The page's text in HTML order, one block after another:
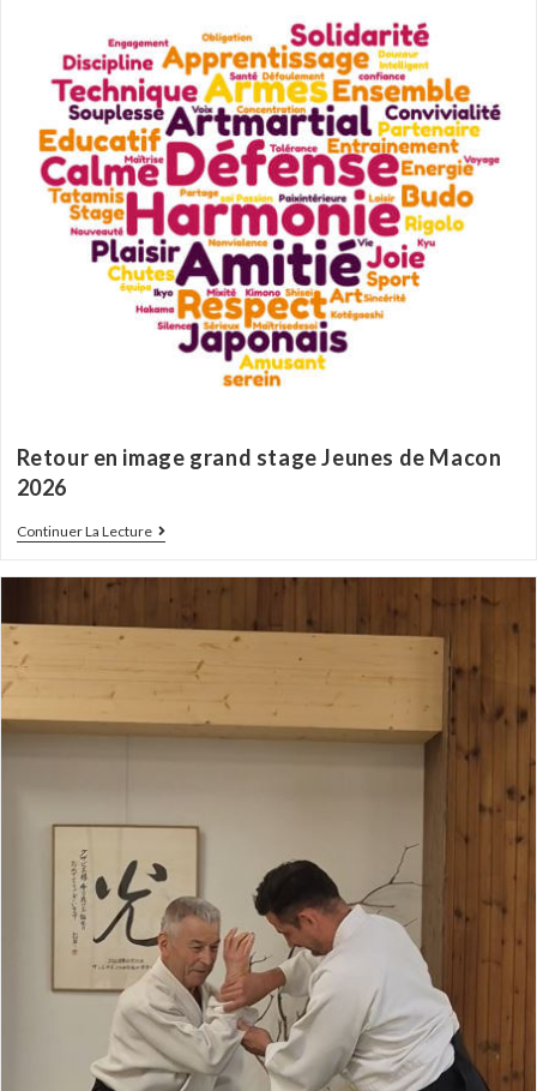
Retour en image grand stage Jeunes de Macon
2026
Continuer La Lecture